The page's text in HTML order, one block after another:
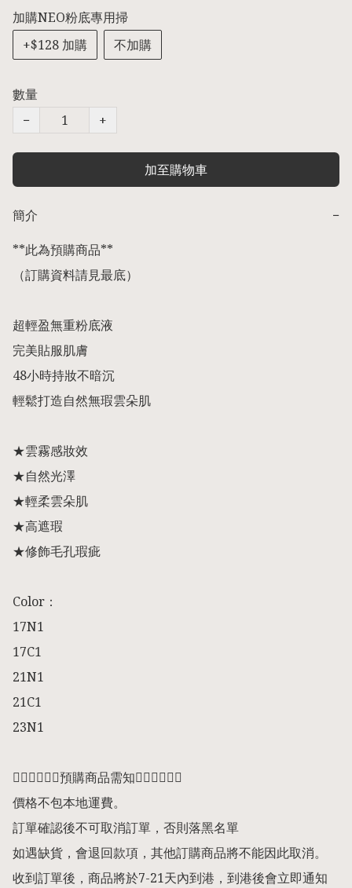
加購NEO粉底專用掃
+$128 加購
不加購
數量
−
+
加至購物車
簡介
−
**此為預購商品**
（訂購資料請見最底）
超輕盈無重粉底液
完美貼服肌膚
48小時持妝不暗沉
輕鬆打造自然無瑕雲朵肌
★雲霧感妝效
★自然光澤
★輕柔雲朵肌
★高遮瑕
★修飾毛孔瑕疵
Color：
17N1
17C1
21N1
21C1
23N1
👇🏻👇🏻👇🏻預購商品需知👇🏻👇🏻👇🏻
價格不包本地運費。
訂單確認後不可取消訂單，否則落黑名單
如遇缺貨，會退回款項，其他訂購商品將不能因此取消。
收到訂單後，商品將於7-21天內到港，到港後會立即通知